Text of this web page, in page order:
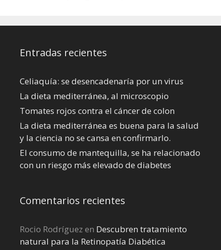
Entradas recientes
Celiaquía: se desencadenaría por un virus
La dieta mediterránea, al microscopio
Tomates rojos contra el cáncer de colon
La dieta mediterránea es buena para la salud
y la ciencia no se cansa en confirmarlo.
El consumo de mantequilla, se ha relacionado
con un riesgo más elevado de diabetes
Comentarios recientes
Rocio Rodríguez en Descubren tratamiento
natural para la Retinopatía Diabética